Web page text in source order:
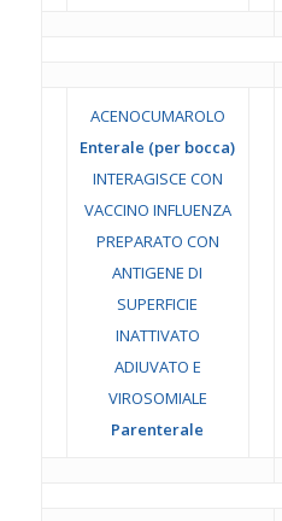
ACENOCUMAROLO
Enterale (per bocca)
INTERAGISCE CON
VACCINO INFLUENZA
PREPARATO CON
ANTIGENE DI
SUPERFICIE
INATTIVATO
ADIUVATO E
VIROSOMIALE
Parenterale